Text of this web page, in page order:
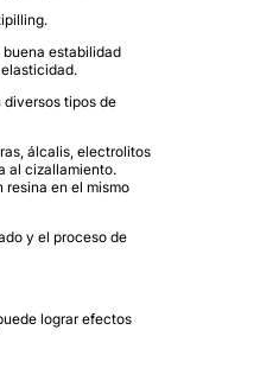
estabilidad
tipos de
álcalis, electrolitos
al cizallamiento.
resina en el mismo
y el proceso de
lograr efectos